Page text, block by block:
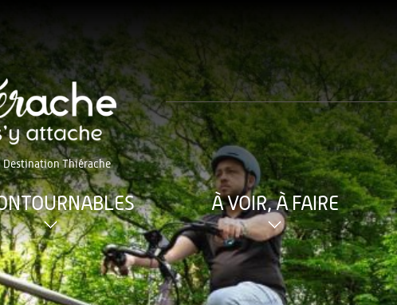
Destination Thiérache
À VOIR, À FAIRE